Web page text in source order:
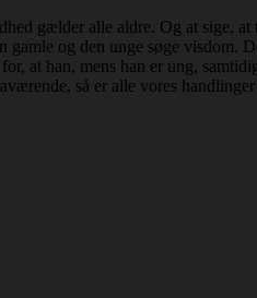
gælder alle aldre. Og at sige,
og den unge søge visdom.
at han, mens han er ung,
så er alle vores